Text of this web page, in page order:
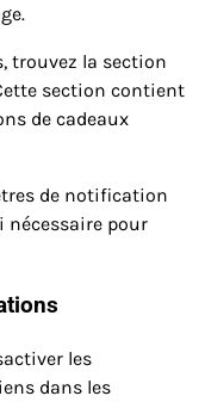
trouvez la section
section contient
de cadeaux
de notification
nécessaire pour
les
dans les